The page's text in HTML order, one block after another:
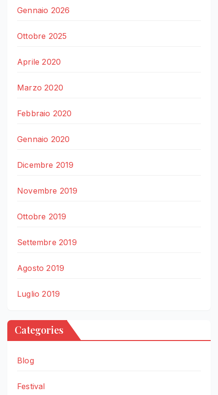
Gennaio 2026
Ottobre 2025
Aprile 2020
Marzo 2020
Febbraio 2020
Gennaio 2020
Dicembre 2019
Novembre 2019
Ottobre 2019
Settembre 2019
Agosto 2019
Luglio 2019
Categories
Blog
Festival